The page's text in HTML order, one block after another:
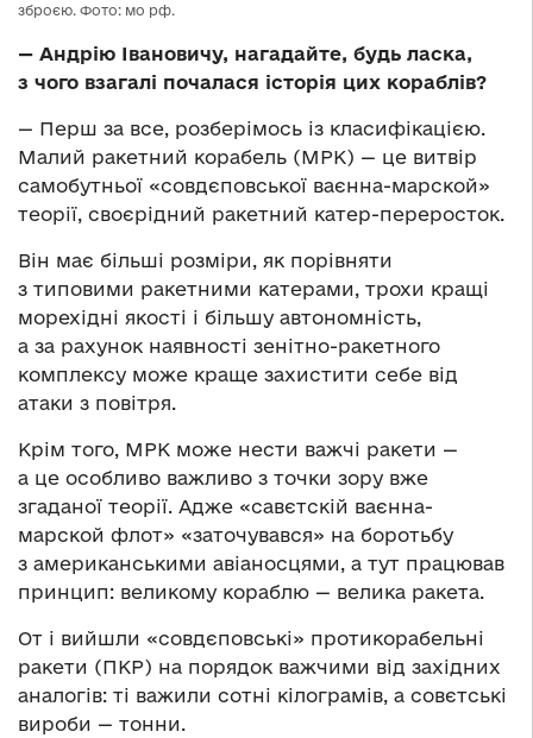
зброєю. Фото: мо рф.
— Андрію Івановичу, нагадайте, будь ласка,
з чого взагалі почалася історія цих кораблів?
— Перш за все, розберімось із класифікацією.
Малий ракетний корабель (МРК) — це витвір
самобутньої «совдєповської ваєнна-марской»
теорії, своєрідний ракетний катер-переросток.
Він має більші розміри, як порівняти
з типовими ракетними катерами, трохи кращі
морехідні якості і більшу автономність,
а за рахунок наявності зенітно-ракетного
комплексу може краще захистити себе від
атаки з повітря.
Крім того, МРК може нести важчі ракети —
а це особливо важливо з точки зору вже
згаданої теорії. Адже «савєтскій ваєнна-
марской флот» «заточувався» на боротьбу
з американськими авіаносцями, а тут працював
принцип: великому кораблю — велика ракета.
От і вийшли «совдєповські» протикорабельні
ракети (ПКР) на порядок важчими від західних
аналогів: ті важили сотні кілограмів, а совєтські
вироби — тонни.